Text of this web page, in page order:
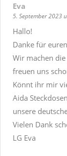
Eva
5. September 2023
Hallo!
Danke für
Wir machen
freuen uns
Könnt ihr mir
Aida
unsere
Vielen Dank
LG Eva